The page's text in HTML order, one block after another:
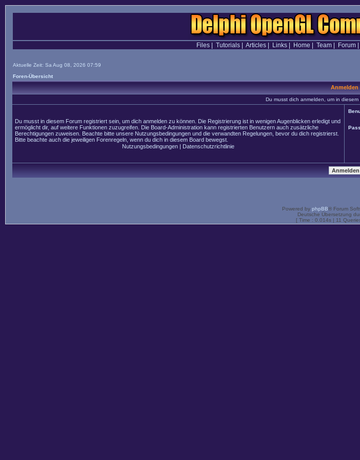
Files| Tutorials| Articles| Links| Home Team| Forum|
Aktuelle Zeit: Sa Aug 08, 2026 07:59
Foren-Übersicht
Anmelden
Du musst dich anmelden, um in diesem
Du musst in diesem Forum registriert sein, um dich anmelden zu können. Die Registrierung ist in wenigen Augenblicken erledigt und
ermöglicht dir, auf weitere Funktionen zuzugreifen. Die Board-Administration kann registrierten Benutzern auch zusätzliche
Berechtigungen zuweisen. Beachte bitte unsere Nutzungsbedingungen und die verwandten Regelungen, bevor du dich registrierst.
Bitte beachte auch die jeweiligen Forenregeln, wenn du dich in diesem Board bewegst.
Nutzungsbedingungen | Datenschutzrichtlinie
Powered by phpBB® Forum
Deutsche Übersetzung
[ Time : 0.014s | 11